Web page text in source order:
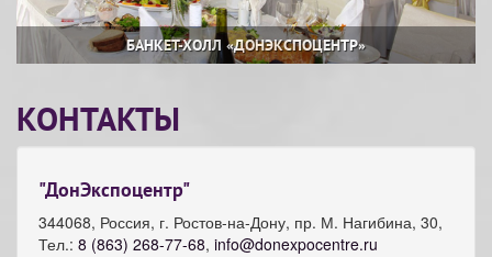
БАНКЕТ-ХОЛЛ «ДОНЭКСПОЦЕНТР»
КОНТАКТЫ
"ДонЭкспоцентр"
344068, Россия, г. Ростов-на-Дону, пр. М. Нагибина, 30,
Тел.: 8 (863) 268-77-68, info@donexpocentre.ru